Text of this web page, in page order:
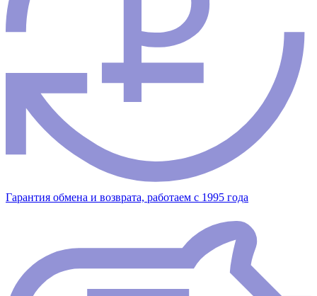
Гарантия обмена и возврата, работаем с 1995 года